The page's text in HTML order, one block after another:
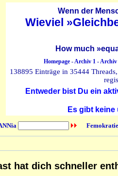
Wenn der
Wieviel
How much
Homepage-Archiv 1-Archiv
138895 Einträge in 35444
Entweder bist Du ein
Es gibt
hat dich schneller